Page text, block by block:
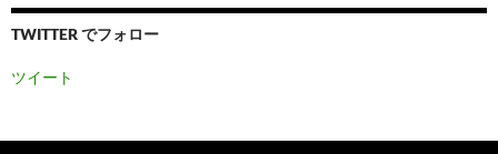
TWITTER でフォロー
ツイート